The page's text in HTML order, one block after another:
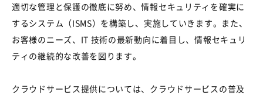
適切な管理と保護の徹底に努め、情報セキュリティを確実に
するシステム（ISMS）を構築し、実施していきます。また、
お客様のニーズ、IT 技術の最新動向に着目し、情報セキュリ
ティの継続的な改善を図ります。
クラウドサービス提供については、クラウドサービスの普及